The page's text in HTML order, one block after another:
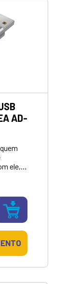
AD-
ele, é
de